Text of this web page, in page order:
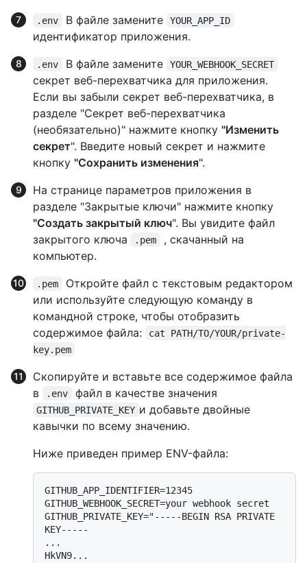
.env В файле замените YOUR_APP_ID
идентификатор приложения.
.env В файле замените YOUR_WEBHOOK_SECRET
секрет веб-перехватчика для приложения.
Если вы забыли секрет веб-перехватчика, в
разделе "Секрет веб-перехватчика
(необязательно)" нажмите кнопку "Изменить
секрет". Введите новый секрет и нажмите
кнопку "Сохранить изменения".
На странице параметров приложения в
разделе "Закрытые ключи" нажмите кнопку
"Создать закрытый ключ". Вы увидите файл
закрытого ключа
.pem
, скачанный на
компьютер.
.pem
Откройте файл с текстовым редактором
или используйте следующую команду в
командной строке, чтобы отобразить
содержимое файла:
cat PATH/TO/YOUR/private-
key.pem
Скопируйте и вставьте все содержимое файла
в
.env файл в качестве значения
GITHUB_PRIVATE_KEY и добавьте двойные
кавычки по всему значению.
Ниже приведен пример ENV-файла:
GITHUB_APP_IDENTIFIER=12345
GITHUB_WEBHOOK_SECRET=your webhook secret
GITHUB_PRIVATE_KEY="-----BEGIN RSA PRIVATE
KEY-----
...
HkVN9...